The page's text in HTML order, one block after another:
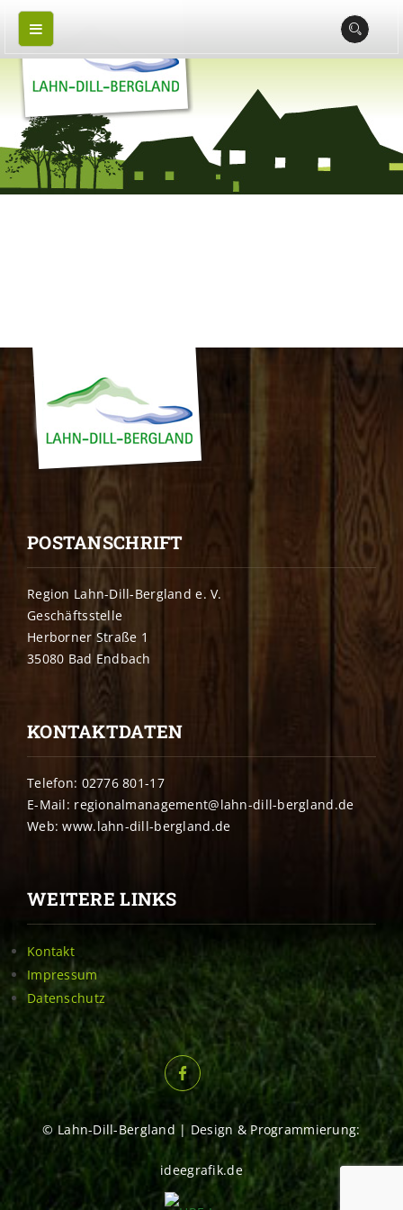
POSTANSCHRIFT
Region Lahn-Dill-Bergland e. V.
Geschäftsstelle
Herborner Straße 1
35080 Bad Endbach
KONTAKTDATEN
Telefon: 02776 801-17
E-Mail: regionalmanagement@lahn-dill-bergland.de
Web: www.lahn-dill-bergland.de
WEITERE LINKS
Kontakt
Impressum
Datenschutz
© Lahn-Dill-Bergland | Design & Programmierung:
ideegrafik.de